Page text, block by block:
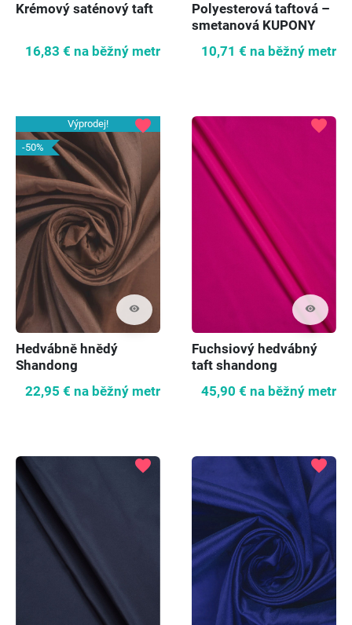
Krémový saténový taft
16,83 € na běžný metr
Polyesterová taftová –
smetanová KUPONY
10,71 € na běžný metr
Výprodej!
-50%
visibility
favorite
Hedvábně hnědý
Shandong
22,95 € na běžný metr
visibility
favorite
Fuchsiový hedvábný
taft shandong
45,90 € na běžný metr
favorite favorite